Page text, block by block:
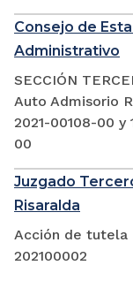
Consejo de
Administrativo
SECCIÓN
Auto Admisorio
2021-00108-00 y
00
Juzgado
Risaralda
Acción de tutela
202100002